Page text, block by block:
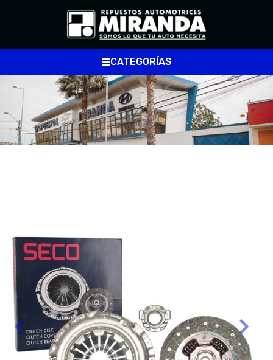
CATEGORÍAS
Anterior